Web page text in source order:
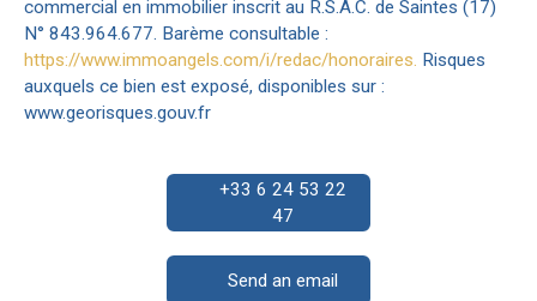
commercial en immobilier inscrit au R.S.A.C. de Saintes (17)
N° 843.964.677. Barème consultable :
https://www.immoangels.com/i/redac/honoraires. Risques
auxquels ce bien est exposé, disponibles sur :
www.georisques.gouv.fr
+33 6 24 53 22
47
Send an email